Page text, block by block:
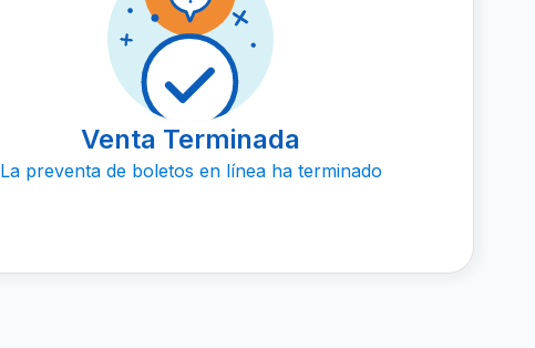
Venta Terminada
La preventa de boletos en línea ha terminado